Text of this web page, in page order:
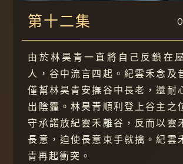
第十二集
由於林昊青一直將自己反鎖在
人，谷中流言四起。紀雲禾念及
僅幫林昊青安撫谷中長老，還耐
出陰霾。林昊青順利登上谷主之
守承諾放紀雲禾離谷，反而以雲
長意，迫使長意束手就擒。紀雲
青再起衝突。